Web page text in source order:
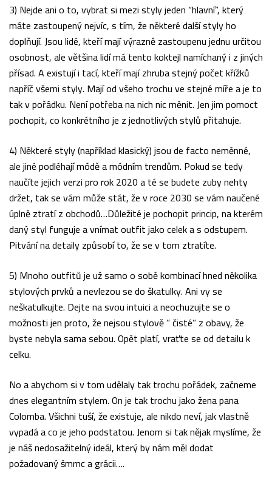
3) Nejde ani o to, vybrat si mezi styly jeden “hlavní”, který
máte zastoupený nejvíc, s tím, že některé další styly ho
doplňují. Jsou lidé, kteří mají výrazně zastoupenu jednu určitou
osobnost, ale většina lidí má tento koktejl namíchaný i z jiných
přísad. A existují i tací, kteří mají zhruba stejný počet křížků
napříč všemi styly. Mají od všeho trochu ve stejné míře a je to
tak v pořádku. Není potřeba na nich nic měnit. Jen jim pomoct
pochopit, co konkrétního je z jednotlivých stylů přitahuje.
4) Některé styly (například klasický) jsou de facto neměnné,
ale jiné podléhají módě a módním trendům. Pokud se tedy
naučíte jejich verzi pro rok 2020 a té se budete zuby nehty
držet, tak se vám může stát, že v roce 2030 se vám naučené
úplně ztratí z obchodů…Důležité je pochopit princip, na kterém
daný styl funguje a vnímat outfit jako celek a s odstupem.
Pitvání na detaily způsobí to, že se v tom ztratíte.
5) Mnoho outfitů je už samo o sobě kombinací hned několika
stylových prvků a nevlezou se do škatulky. Ani vy se
neškatulkujte. Dejte na svou intuici a neochuzujte se o
možnosti jen proto, že nejsou stylově ” čisté” z obavy, že
byste nebyla sama sebou. Opět platí, vraťte se od detailu k
celku.
No a abychom si v tom udělaly tak trochu pořádek, začneme
dnes elegantním stylem. On je tak trochu jako žena pana
Colomba. Všichni tuší, že existuje, ale nikdo neví, jak vlastně
vypadá a co je jeho podstatou. Jenom si tak nějak myslíme, že
je náš nedosažitelný ideál, který by nám měl dodat
požadovaný šmrnc a grácii….